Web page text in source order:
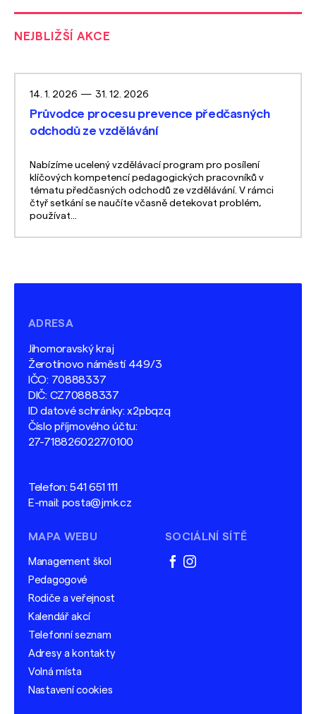
NEJBLIŽŠÍ AKCE
14. 1. 2026 — 31. 12. 2026
Průvodce procesu prevence předčasných
odchodů ze vzdělávání
Nabízíme ucelený vzdělávací program pro posílení
klíčových kompetencí pedagogických pracovníků v
tématu předčasných odchodů ze vzdělávání. V rámci
čtyř setkání se naučíte včasně detekovat problém,
používat...
ADRESA
Jihomoravský kraj
Žerotínovo náměstí 449/3
IČO: 70888337
DIČ: CZ70888337
ID datové schránky: x2pbqzq
Číslo příjmového účtu:
27-7188260227/0100
Telefon:541 651 111
E-mail: posta@jmk.cz
MAPA WEBU
Management škol
Pedagogové
Rodiče a veřejnost
Kalendář akcí
Telefonní seznam
Adresy a kontakty
Volná místa
Nastavení cookies
SOCIÁLNÍ SÍTĚ
facebook
instagram